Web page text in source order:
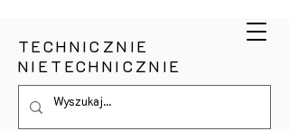
TECHNICZNIE
NIETECHNICZNIE